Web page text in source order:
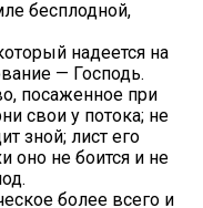
бесплодной,
надеется на
— Господь.
посаженное при
свои у потока; не
зной; лист его
оно не боится и не
более всего и